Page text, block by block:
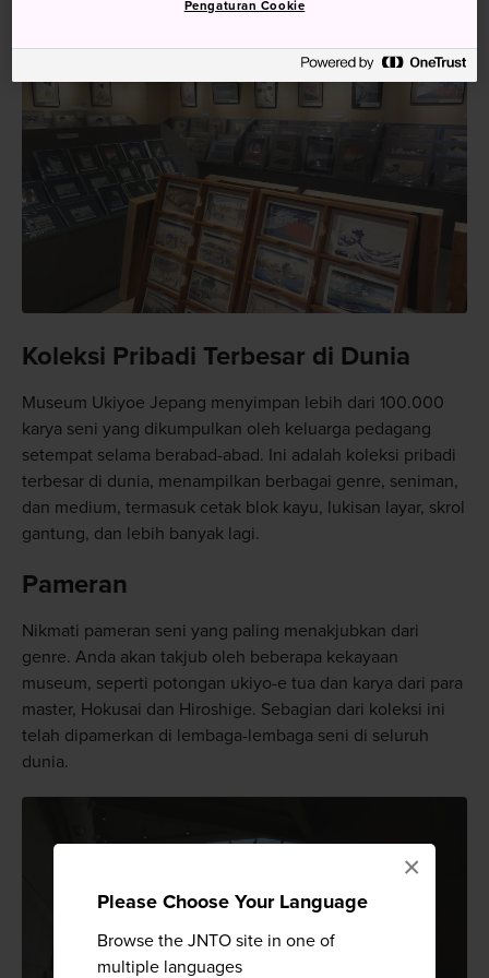
Please Choose Your Language
Browse the JNTO site in one of
multiple languages
×
Koleksi Pribadi Terbesar di Dunia
Museum Ukiyoe Jepang menyimpan lebih dari 100.000
karya seni yang dikumpulkan oleh keluarga pedagang
setempat selama berabad-abad. Ini adalah koleksi pribadi
terbesar di dunia, menampilkan berbagai genre, seniman,
dan medium, termasuk cetak blok kayu, lukisan layar, skrol
gantung, dan lebih banyak lagi.
Pameran
Nikmati pameran seni yang paling menakjubkan dari
genre. Anda akan takjub oleh beberapa kekayaan
museum, seperti potongan ukiyo-e tua dan karya dari para
master, Hokusai dan Hiroshige. Sebagian dari koleksi ini
telah dipamerkan di lembaga-lembaga seni di seluruh
dunia.
Pengaturan Cookie